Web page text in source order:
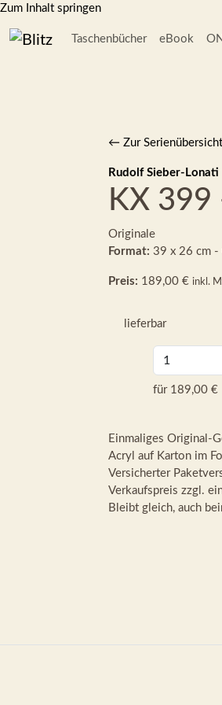
Zum Inhalt springen
Taschenbücher eBook
← Zur Serienübersicht
Rudolf Sieber-Lonati
KX
Originale
Format: 39 x 26 cm -
Preis: 189,00 € inkl.
lieferbar
für 189,00 €
Einmaliges Original-
Acryl auf Karton im
Versicherter
Verkaufspreis zzgl.
Bleibt gleich, auch